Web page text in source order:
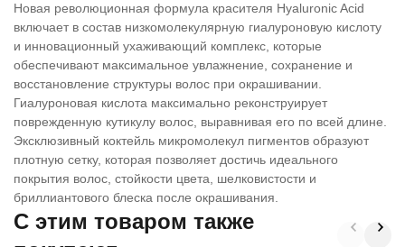
Новая революционная формула красителя Hyaluronic Acid
включает в состав низкомолекулярную гиалуроновую кислоту
и инновационный ухаживающий комплекс, которые
обеспечивают максимальное увлажнение, сохранение и
восстановление структуры волос при окрашивании.
Гиалуроновая кислота максимально реконструирует
поврежденную кутикулу волос, выравнивая его по всей длине.
Эксклюзивный коктейль микромолекул пигментов образуют
плотную сетку, которая позволяет достичь идеального
покрытия волос, стойкости цвета, шелковистости и
бриллиантового блеска после окрашивания.
C этим товаром также